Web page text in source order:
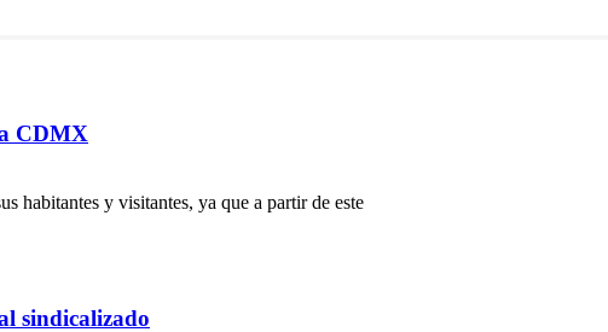
CDMX
habitantes y visitantes, ya que a partir de este
sindicalizado